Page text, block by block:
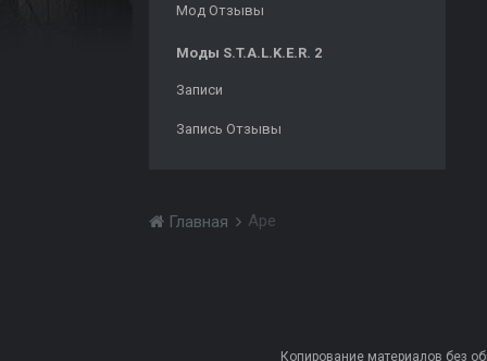
Мод Отзывы
Моды S.T.A.L.K.E.R. 2
Записи
Запись Отзывы
Главная Ape
Копирование материалов без